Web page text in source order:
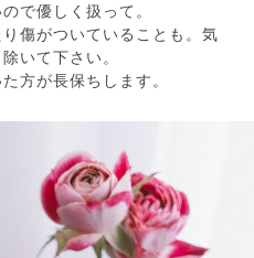
たら？
ことでもお気軽にサポート
にて補償いたします。
で優しく扱って。
傷がついていることも。気
いて下さい。
方が長保ちします。